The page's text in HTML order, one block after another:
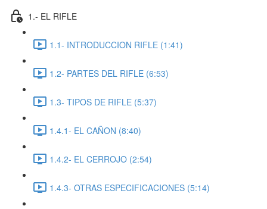
1.- EL RIFLE
1.1- INTRODUCCION RIFLE (1:41)
1.2- PARTES DEL RIFLE (6:53)
1.3- TIPOS DE RIFLE (5:37)
1.4.1- EL CAÑON (8:40)
1.4.2- EL CERROJO (2:54)
1.4.3- OTRAS ESPECIFICACIONES (5:14)